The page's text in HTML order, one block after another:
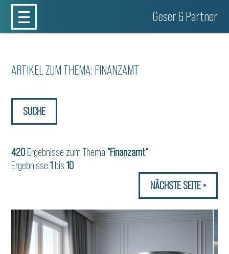
Geser & Partner
ARTIKEL ZUM THEMA: FINANZAMT
SUCHE
420 Ergebnisse zum Thema "Finanzamt"
Ergebnisse1 bis10
NÄCHSTE SEITE »